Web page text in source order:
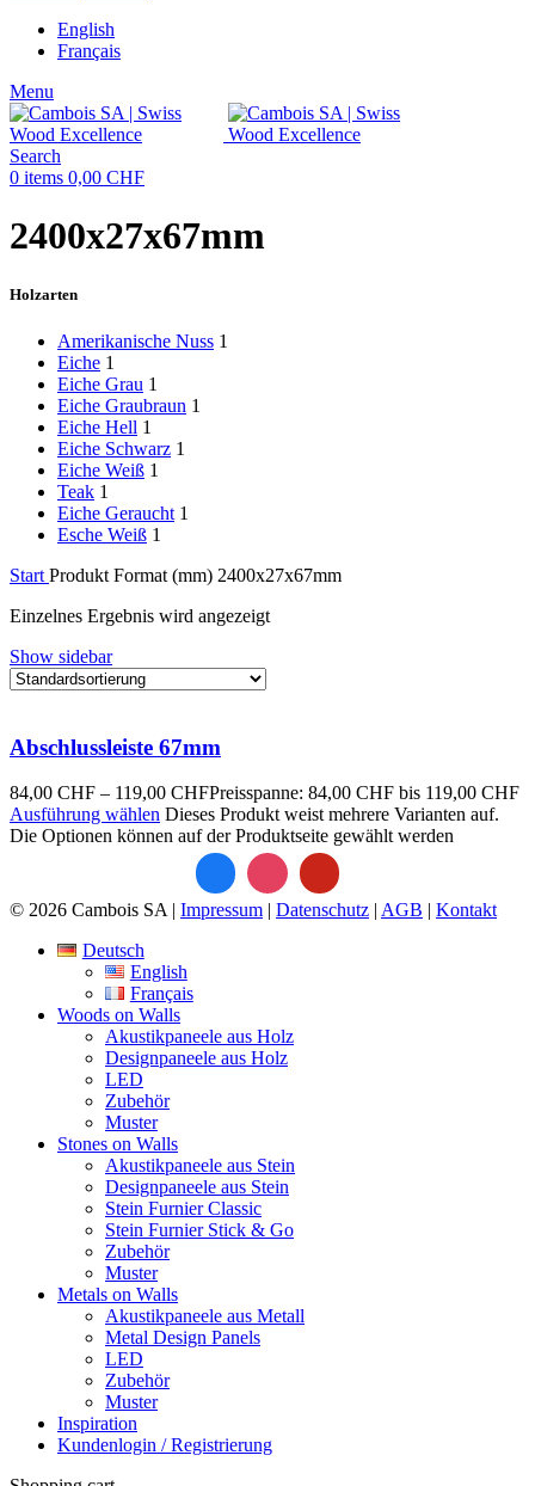
English
Français
Menu
Search
0 items 0,00 CHF
2400x27x67mm
Holzarten
Amerikanische Nuss 1
Eiche 1
Eiche Grau 1
Eiche Graubraun 1
Eiche Hell 1
Eiche Schwarz 1
Eiche Weiß 1
Teak 1
Eiche Geraucht 1
Esche Weiß 1
Start Produkt Format (mm) 2400x27x67mm
Einzelnes Ergebnis wird angezeigt
Show sidebar
Abschlussleiste 67mm
84,00 CHF – 119,00 CHFPreisspanne: 84,00 CHF bis 119,00 CHF
Ausführung wählen Dieses Produkt weist mehrere Varianten auf.
Die Optionen können auf der Produktseite gewählt werden
© 2026 Cambois SA | Impressum | Datenschutz | AGB | Kontakt
Deutsch
English
Français
Woods on Walls
Akustikpaneele aus Holz
Designpaneele aus Holz
LED
Zubehör
Muster
Stones on Walls
Akustikpaneele aus Stein
Designpaneele aus Stein
Stein Furnier Classic
Stein Furnier Stick & Go
Zubehör
Muster
Metals on Walls
Akustikpaneele aus Metall
Metal Design Panels
LED
Zubehör
Muster
Inspiration
Kundenlogin / Registrierung